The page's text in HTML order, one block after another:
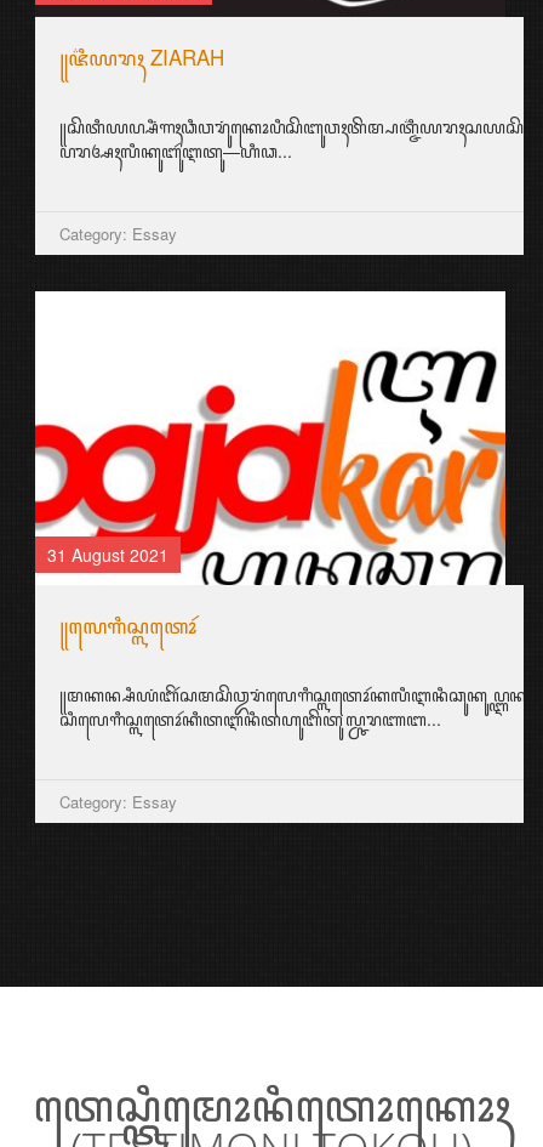
ꦭꦸꦭꦸꦕꦺꦴꦤ꧀
꧋ꦱꦶꦠꦶ꧇ ꦤꦭꦶꦏꦲꦣꦶꦏꦸꦲꦉꦥ꧀ꦭꦲꦶꦂ꧈
ꦮꦺꦴꦁꦠꦸꦮꦏꦸꦧꦶꦔꦸꦁꦲꦺꦴꦭꦺꦃꦲꦺꦲꦁꦒꦺꦴꦭꦺꦏ꧀ꦏꦏꦺꦗꦼꦤꦼꦁ꧉
ꦧꦥꦏ꧀ꦲꦉꦥ꧀ꦲꦚ꧀ꦗꦼꦤꦼꦁꦔꦏ...
Category: Aksara Jawa
24 August 2021
꧋ꦄꦏ꧀ꦱꦫꦕꦼꦂꦩꦶꦤ꧀ꦥꦼꦂꦄꦣꦧꦤ꧀ꦧꦁꦱ꧉
ꦲꦭ꧀ꦆꦤꦶꦣꦶꦧꦸꦏ꧀ꦠꦶꦏꦤ꧀ꦣꦼꦔꦤ꧀ꦮꦫꦶꦱꦤ꧀...
Category: Aksara Jawa
ꦠꦺꦱ꧀ꦠꦶꦩꦺꦴꦤꦶꦠꦺꦴꦏꦺꦴꦃ